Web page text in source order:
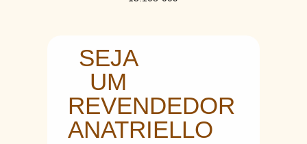
SEJA
UM
REVENDEDOR
ANATRIELLO